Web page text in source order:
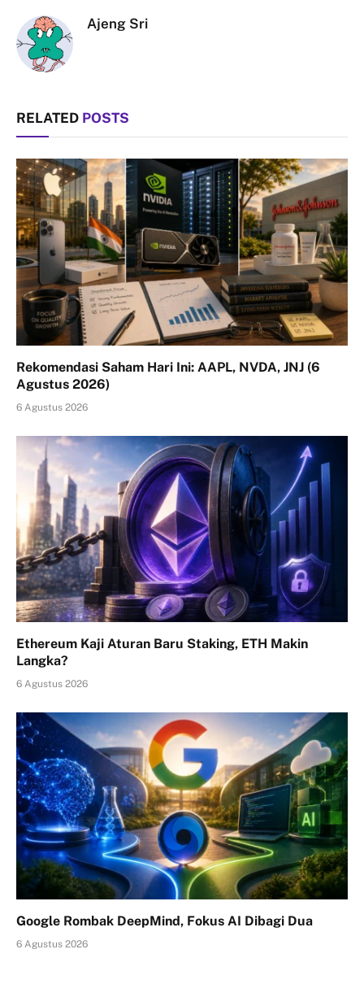
Ajeng Sri
RELATED POSTS
Rekomendasi Saham Hari Ini: AAPL, NVDA, JNJ (6
Agustus 2026)
6 Agustus 2026
Ethereum Kaji Aturan Baru Staking, ETH Makin
Langka?
6 Agustus 2026
Google Rombak DeepMind, Fokus AI Dibagi Dua
6 Agustus 2026